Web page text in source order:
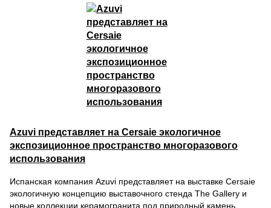
Azuvi представляет на Cersaie экологичное
экспозиционное пространство многоразового
использования
Испанская компания Azuvi представляет на выставке Cersaie
экологичную концепцию выставочного стенда The Gallery и
новые коллекции керамогранита под природный камень.